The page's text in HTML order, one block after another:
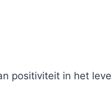
positiviteit in het